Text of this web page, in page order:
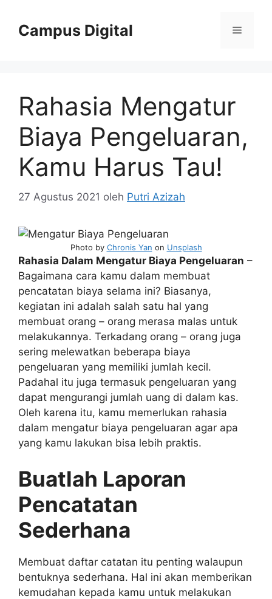
Campus Digital Menu
Rahasia Mengatur
Biaya Pengeluaran,
Kamu Harus Tau!
27 Agustus 2021 oleh Putri Azizah
Photo by Chronis Yan on Unsplash
Rahasia Dalam Mengatur Biaya Pengeluaran –
Bagaimana cara kamu dalam membuat
pencatatan biaya selama ini? Biasanya,
kegiatan ini adalah salah satu hal yang
membuat orang – orang merasa malas untuk
melakukannya. Terkadang orang – orang juga
sering melewatkan beberapa biaya
pengeluaran yang memiliki jumlah kecil.
Padahal itu juga termasuk pengeluaran yang
dapat mengurangi jumlah uang di dalam kas.
Oleh karena itu, kamu memerlukan rahasia
dalam mengatur biaya pengeluaran agar apa
yang kamu lakukan bisa lebih praktis.
Buatlah Laporan
Pencatatan
Sederhana
Membuat daftar catatan itu penting walaupun
bentuknya sederhana. Hal ini akan memberikan
kemudahan kepada kamu untuk melakukan